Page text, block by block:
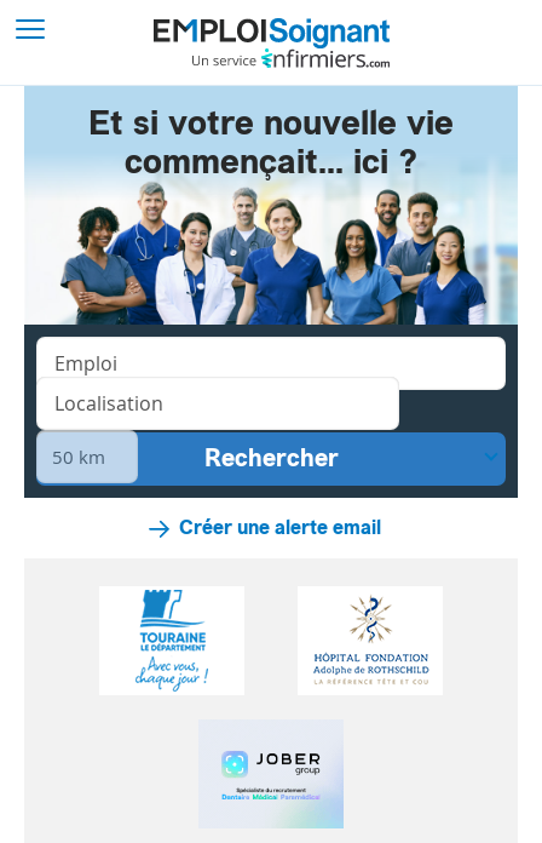
Et si votre nouvelle vie
commençait... ici ?
Créer une alerte email